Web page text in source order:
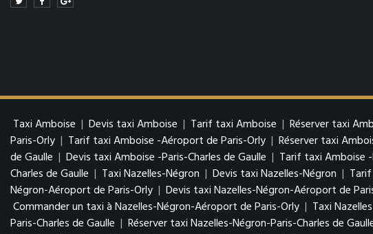
Taxi Amboise | Devis taxi Amboise | Tarif taxi Amboise | Réserver taxi
Paris-Orly | Tarif taxi Amboise -Aéroport de Paris-Orly | Réserver taxi
de Gaulle | Devis taxi Amboise -Paris-Charles de Gaulle | Tarif taxi Amboise
Charles de Gaulle | Taxi Nazelles-Négron | Devis taxi Nazelles-Négron |
Négron-Aéroport de Paris-Orly | Devis taxi Nazelles-Négron-Aéroport de
Commander un taxi à Nazelles-Négron-Aéroport de Paris-Orly | Taxi
Paris-Charles de Gaulle | Réserver taxi Nazelles-Négron-Paris-Charles de